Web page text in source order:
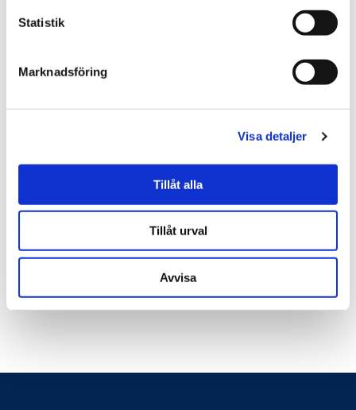
Statistik
Marknadsföring
Visa detaljer
Tillåt alla
Tillåt urval
Avvisa
Curla din sömn. Skippa telefonen i sovrummet, ha
kvalitetssömn.
samtidigt ditt rörelsemönster. Lite enklare förklarat har
sedan ett diagram på hur mycket och långa perioder
kroppen är i stress eller fysisk aktivitet, hur man sover
och hur pass mycket återhämtning man får. Efter några
dagar med mätaren på har du ett mått på din mentala